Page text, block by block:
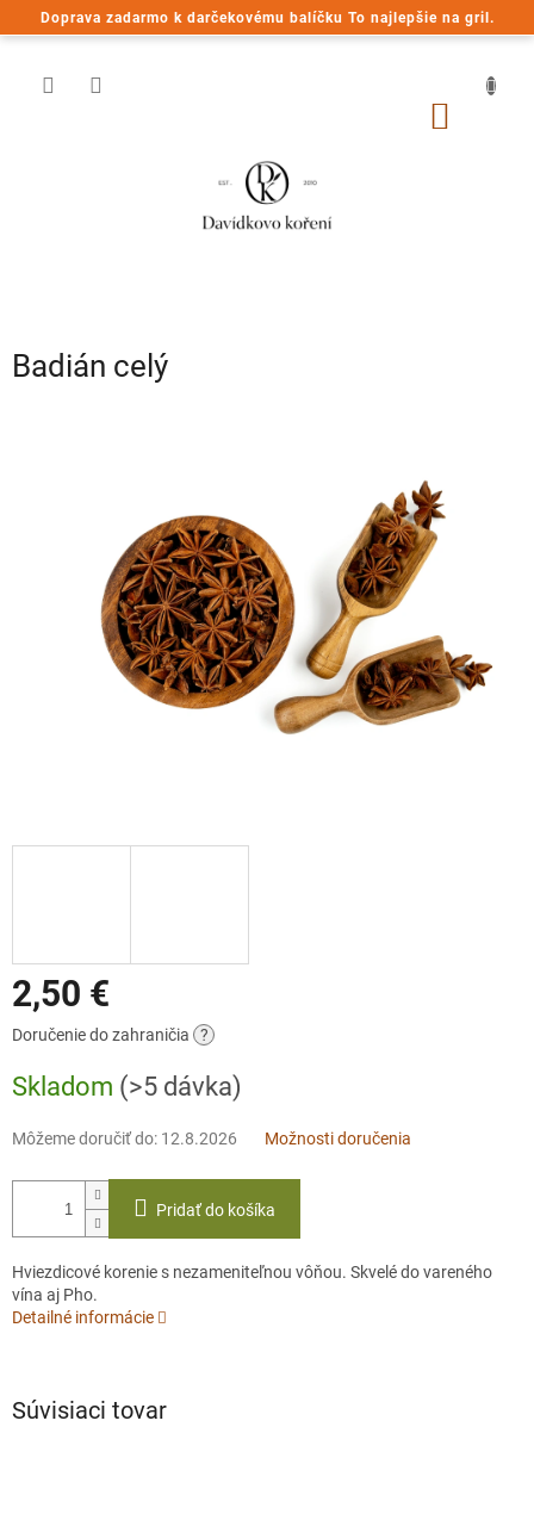
Doprava zadarmo k darčekovému balíčku To najlepšie na gril.
Prejsť
na
Badián celý
2,50 €
Jednotková
Doručenie do zahraničia ?
Skladom (>5 dávka)
Môžeme doručiť do: 12.8.2026 Možnosti doručenia
Pridať do košíka
Hviezdicové korenie s nezameniteľnou vôňou. Skvelé do vareného
vína aj Pho.
Detailné informácie
Súvisiaci tovar